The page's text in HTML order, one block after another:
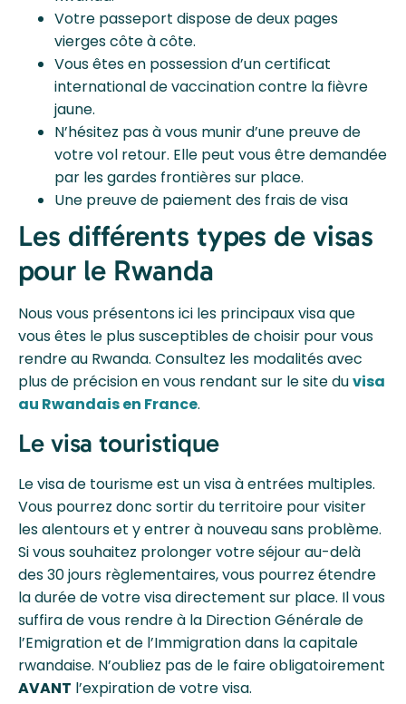
Votre passeport dispose de deux pages
vierges côte à côte.
Vous êtes en possession d’un certificat
international de vaccination contre la fièvre
jaune.
N’hésitez pas à vous munir d’une preuve de
votre vol retour. Elle peut vous être demandée
par les gardes frontières sur place.
Une preuve de paiement des frais de visa
Les différents types de visas
pour le Rwanda
Nous vous présentons ici les principaux visa que
vous êtes le plus susceptibles de choisir pour vous
rendre au Rwanda. Consultez les modalités avec
plus de précision en vous rendant sur le site duvisa
au Rwandais en France.
Le visa touristique
Le visa de tourisme est un visa à entrées multiples.
Vous pourrez donc sortir du territoire pour visiter
les alentours et y entrer à nouveau sans problème.
Si vous souhaitez prolonger votre séjour au-delà
des 30 jours règlementaires, vous pourrez étendre
la durée de votre visa directement sur place. Il vous
suffira de vous rendre à la Direction Générale de
l’Emigration et de l’Immigration dans la capitale
rwandaise. N’oubliez pas de le faire obligatoirement
AVANT l’expiration de votre visa.